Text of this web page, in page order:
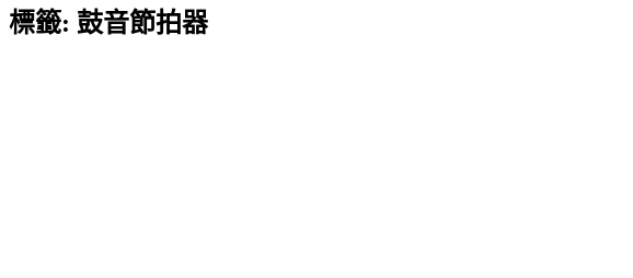
標籤: 鼓音節拍器